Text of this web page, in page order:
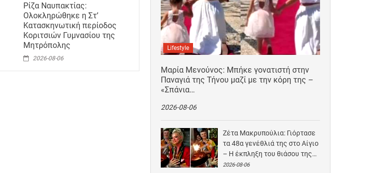
Ρίζα Ναυπακτίας:
Ολοκληρώθηκε η Στ’
Κατασκηνωτική περίοδος
Κοριτσιών Γυμνασίου της
Μητρόπολης
2026-08-06
Lifestyle
Μαρία Μενούνος: Μπήκε γονατιστή στην
Παναγιά της Τήνου μαζί με την κόρη της –
«Σπάνια…
2026-08-06
Ζέτα Μακρυπούλια: Γιόρτασε
τα 48α γενέθλιά της στο Αίγιο
– Η έκπληξη του θιάσου της…
2026-08-06